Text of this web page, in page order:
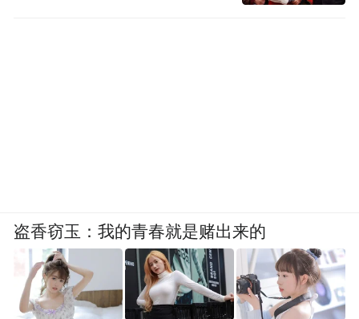
盗香窃玉：我的青春就是赌出来的